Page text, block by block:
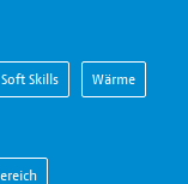
Skills Wärme